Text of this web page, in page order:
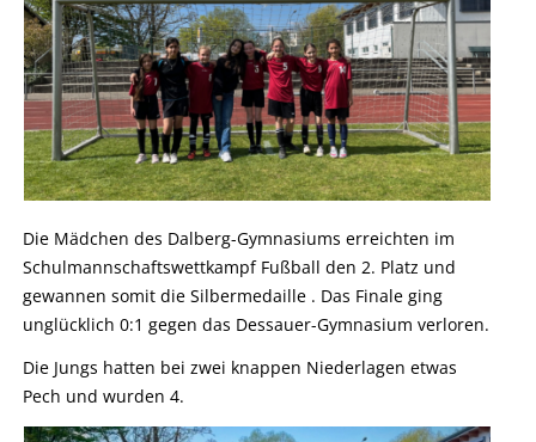
Die Mädchen des Dalberg-Gymnasiums erreichten im
Schulmannschaftswettkampf Fußball den 2. Platz und
gewannen somit die Silbermedaille . Das Finale ging
unglücklich 0:1 gegen das Dessauer-Gymnasium verloren.
Die Jungs hatten bei zwei knappen Niederlagen etwas
Pech und wurden 4.